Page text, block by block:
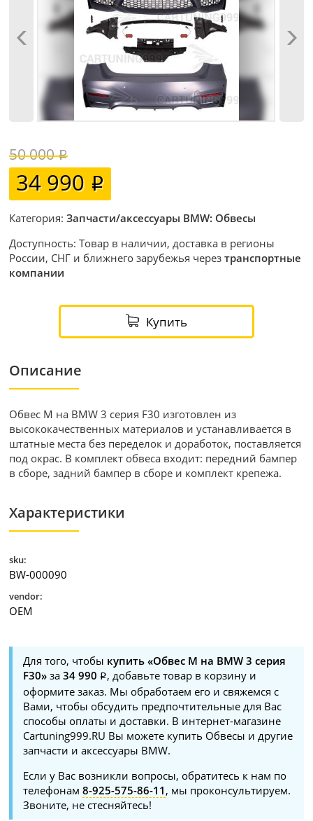
50 000
34 990
Категория:Запчасти/аксессуары BMW: Обвесы
Доступность: Товар в наличии, доставка в регионы
России, СНГ и ближнего зарубежья черезтранспортные
компании
Купить
Описание
Обвес M на BMW 3 серия F30 изготовлен из
высококачественных материалов и устанавливается в
штатные места без переделок и доработок, поставляется
под окрас. В комплект обвеса входит: передний бампер
в сборе, задний бампер в сборе и комплект крепежа.
Характеристики
sku:
BW-000090
vendor:
OEM
Для того, чтобы купить «Обвес M на BMW 3 серия
F30» за34 990
, добавьте товар в корзину и
оформите заказ. Мы обработаем его и свяжемся с
Вами, чтобы обсудить предпочтительные для Вас
способы оплаты и доставки. В интернет-магазине
Cartuning999.RU Вы можете купить Обвесы и другие
запчасти и аксессуары BMW.
Если у Вас возникли вопросы, обратитесь к нам по
телефонам8-925-575-86-11 , мы проконсультируем.
Звоните, не стесняйтесь!